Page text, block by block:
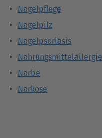
Nagelpflege
Nagelpilz
Nagelpsoriasis
Nahrungsmittelallergie
Narbe
Narkose